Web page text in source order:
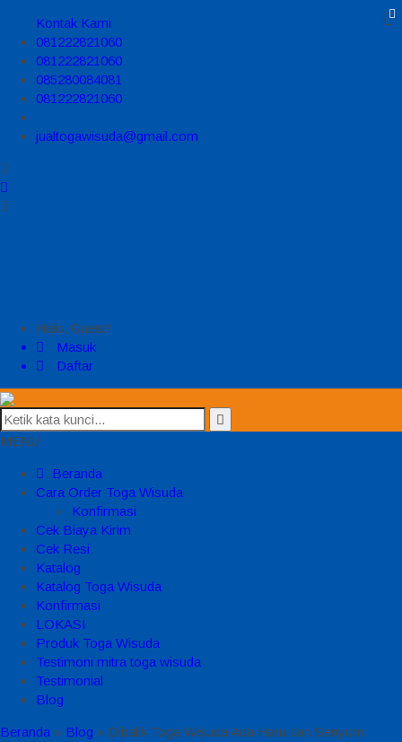
Kontak Kami
081222821060
081222821060
085280084081
081222821060
jualtogawisuda@gmail.com
Halo, Guest!
Masuk
Daftar
MENU
Beranda
Cara Order Toga Wisuda
Konfirmasi
Cek Biaya Kirim
Cek Resi
Katalog
Katalog Toga Wisuda
Konfirmasi
LOKASI
Produk Toga Wisuda
Testimoni mitra toga wisuda
Testimonial
Blog
Beranda » Blog » Dibalik Toga Wisuda Ada Haru dan Senyum